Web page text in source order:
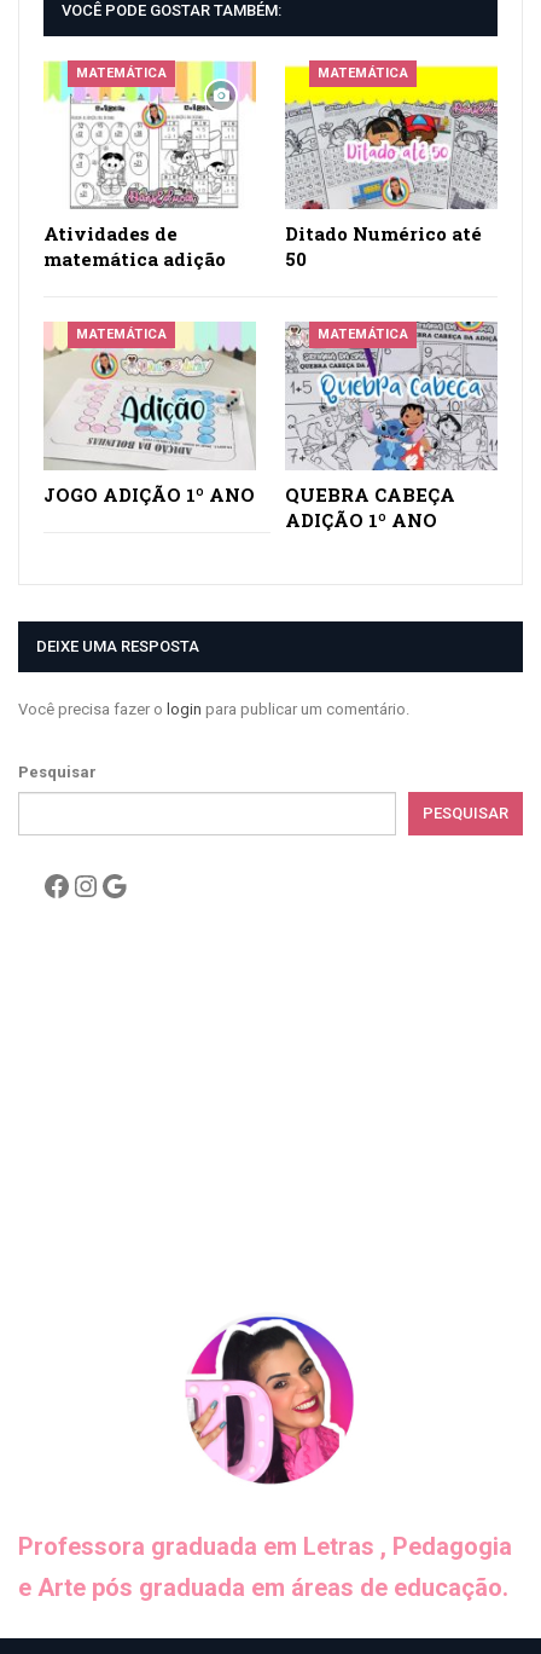
VOCÊ PODE GOSTAR TAMBÉM:
MATEMÁTICA
Atividades de
matemática adição
MATEMÁTICA
Ditado Numérico até
50
MATEMÁTICA
JOGO ADIÇÃO 1º ANO
MATEMÁTICA
QUEBRA CABEÇA
ADIÇÃO 1º ANO
DEIXE UMA RESPOSTA
Você precisa fazer o login para publicar um comentário.
Pesquisar
PESQUISAR
Facebook
Instagram
Google
Professora graduada em Letras , Pedagogia
e Arte pós graduada em áreas de educação.